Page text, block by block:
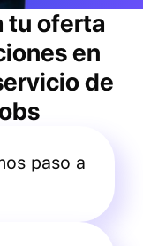
tu oferta
en
de
paso a